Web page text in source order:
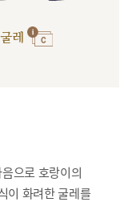
굴레
으로 호랑이의
이 화려한 굴레를